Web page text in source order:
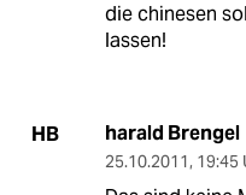
die chinesen
lassen!
HB harald Brengel
25.10.2011, 19:45